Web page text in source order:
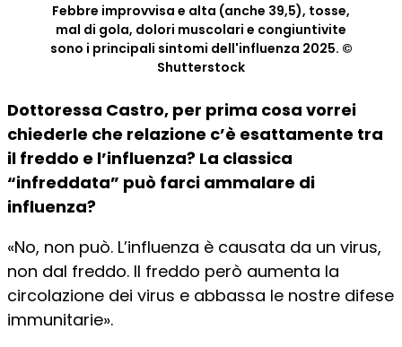
Febbre improvvisa e alta (anche 39,5), tosse,
mal di gola, dolori muscolari e congiuntivite
sono i principali sintomi dell'influenza 2025. ©
Shutterstock
Dottoressa Castro, per prima cosa vorrei
chiederle che relazione c’è esattamente tra
il freddo e l’influenza? La classica
“infreddata” può farci ammalare di
influenza?
«No, non può. L’influenza è causata da un virus,
non dal freddo. Il freddo però aumenta la
circolazione dei virus e abbassa le nostre difese
immunitarie».